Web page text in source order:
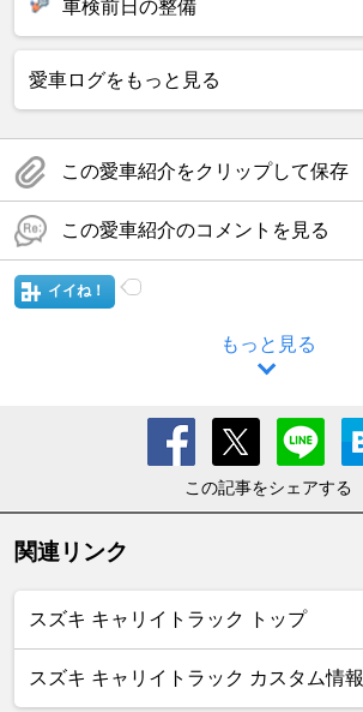
車検前日の整備
愛車ログをもっと見る
この愛車紹介をクリップして保存
この愛車紹介のコメントを見る
イイね！
もっと見る
この記事をシェアする
関連リンク
スズキ キャリイトラック トップ
スズキ キャリイトラック カスタム情報